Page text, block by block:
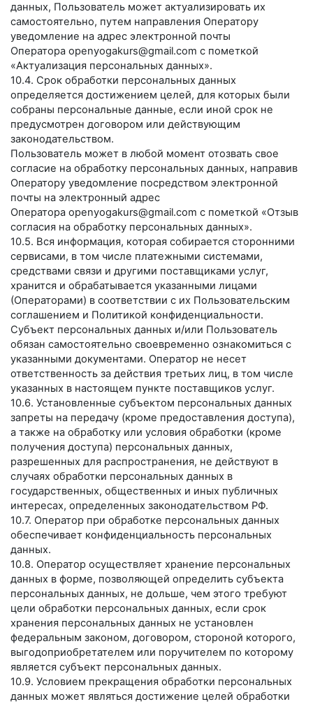
данных, Пользователь может актуализировать их
самостоятельно, путем направления Оператору
уведомление на адрес электронной почты
Оператора openyogakurs@gmail.com с пометкой
«Актуализация персональных данных».
10.4. Срок обработки персональных данных
определяется достижением целей, для которых были
собраны персональные данные, если иной срок не
предусмотрен договором или действующим
законодательством.
Пользователь может в любой момент отозвать свое
согласие на обработку персональных данных, направив
Оператору уведомление посредством электронной
почты на электронный адрес
Оператора openyogakurs@gmail.com с пометкой «Отзыв
согласия на обработку персональных данных».
10.5. Вся информация, которая собирается сторонними
сервисами, в том числе платежными системами,
средствами связи и другими поставщиками услуг,
хранится и обрабатывается указанными лицами
(Операторами) в соответствии с их Пользовательским
соглашением и Политикой конфиденциальности.
Субъект персональных данных и/или Пользователь
обязан самостоятельно своевременно ознакомиться с
указанными документами. Оператор не несет
ответственность за действия третьих лиц, в том числе
указанных в настоящем пункте поставщиков услуг.
10.6. Установленные субъектом персональных данных
запреты на передачу (кроме предоставления доступа),
а также на обработку или условия обработки (кроме
получения доступа) персональных данных,
разрешенных для распространения, не действуют в
случаях обработки персональных данных в
государственных, общественных и иных публичных
интересах, определенных законодательством РФ.
10.7. Оператор при обработке персональных данных
обеспечивает конфиденциальность персональных
данных.
10.8. Оператор осуществляет хранение персональных
данных в форме, позволяющей определить субъекта
персональных данных, не дольше, чем этого требуют
цели обработки персональных данных, если срок
хранения персональных данных не установлен
федеральным законом, договором, стороной которого,
выгодоприобретателем или поручителем по которому
является субъект персональных данных.
10.9. Условием прекращения обработки персональных
данных может являться достижение целей обработки